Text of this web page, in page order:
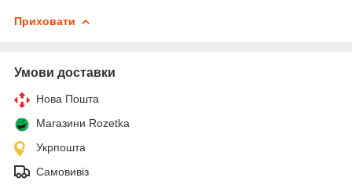
Приховати
Умови доставки
Нова Пошта
Магазини Rozetka
Укрпошта
Самовивіз